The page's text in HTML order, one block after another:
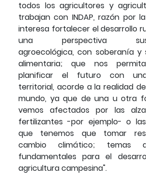
todos los agricultores y
trabajan con INDAP, razón por
interesa fortalecer el desarrollo
una perspectiva
agroecológica, con soberanía y
alimentaria; que nos
planificar el futuro con
territorial, acorde a la realidad
mundo, ya que de una u otra
vemos afectados por las
fertilizantes -por ejemplo- o
que tenemos que tomar
cambio climático; temas
fundamentales para el
agricultura campesina".